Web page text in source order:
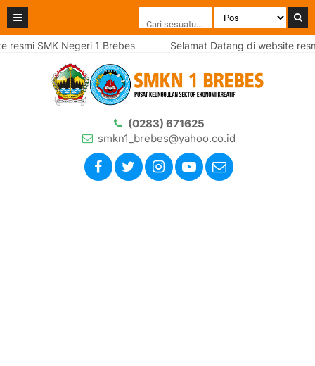
SMK Negeri 1 Brebes Selamat Datang di website
(0283) 671625
smkn1_brebes@yahoo.co.id